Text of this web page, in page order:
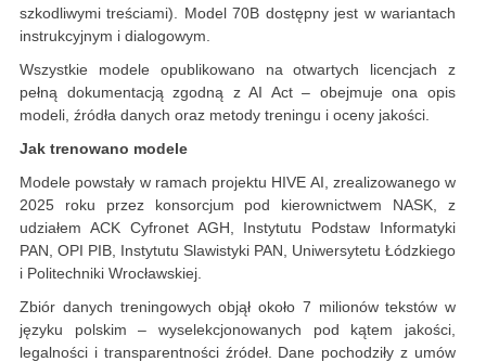
szkodliwymi treściami). Model 70B dostępny jest w wariantach
instrukcyjnym i dialogowym.
Wszystkie modele opublikowano na otwartych licencjach z
pełną dokumentacją zgodną z AI Act – obejmuje ona opis
modeli, źródła danych oraz metody treningu i oceny jakości.
Jak trenowano modele
Modele powstały w ramach projektu HIVE AI, zrealizowanego w
2025 roku przez konsorcjum pod kierownictwem NASK, z
udziałem ACK Cyfronet AGH, Instytutu Podstaw Informatyki
PAN, OPI PIB, Instytutu Slawistyki PAN, Uniwersytetu Łódzkiego
i Politechniki Wrocławskiej.
Zbiór danych treningowych objął około 7 milionów tekstów w
języku polskim – wyselekcjonowanych pod kątem jakości,
legalności i transparentności źródeł. Dane pochodziły z umów